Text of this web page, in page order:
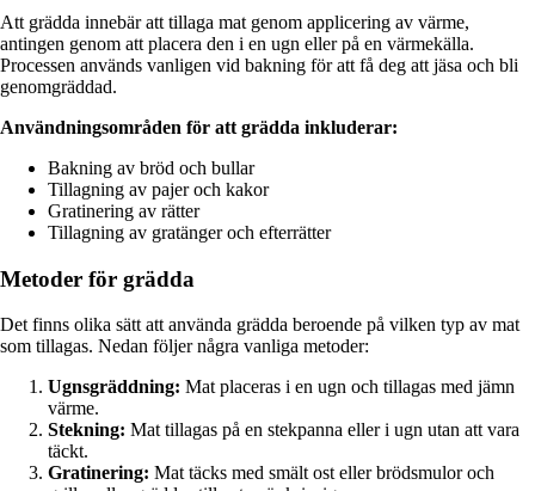
Att grädda innebär att tillaga mat genom applicering av värme,
antingen genom att placera den i en ugn eller på en värmekälla.
Processen används vanligen vid bakning för att få deg att jäsa och bli
genomgräddad.
Användningsområden för att grädda inkluderar:
Bakning av bröd och bullar
Tillagning av pajer och kakor
Gratinering av rätter
Tillagning av gratänger och efterrätter
Metoder för grädda
Det finns olika sätt att använda grädda beroende på vilken typ av mat
som tillagas. Nedan följer några vanliga metoder:
Ugnsgräddning: Mat placeras i en ugn och tillagas med jämn
värme.
Stekning: Mat tillagas på en stekpanna eller i ugn utan att vara
täckt.
Gratinering: Mat täcks med smält ost eller brödsmulor och